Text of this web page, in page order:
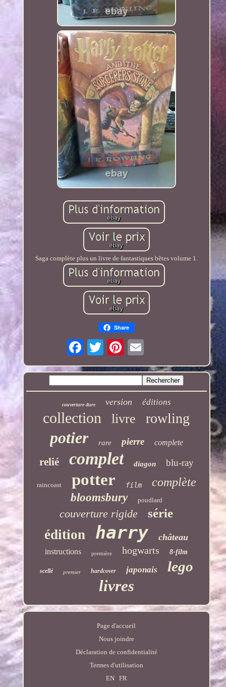
Saga complète plus un livre de fantastiques bêtes volume 1.
Share
couverture dure version éditions
collection livre rowling
potier rare pierre complete
relié complet diagon blu-ray
raincoast potter film complète
bloomsbury poudlard
couverture rigide série
édition harry château
instructions première hogwarts 8-film
scellé premier hardcover japonais lego
livres
Page d'accueil
Nous joindre
Déclaration de confidentialité
Termes d'utilisation
EN
FR